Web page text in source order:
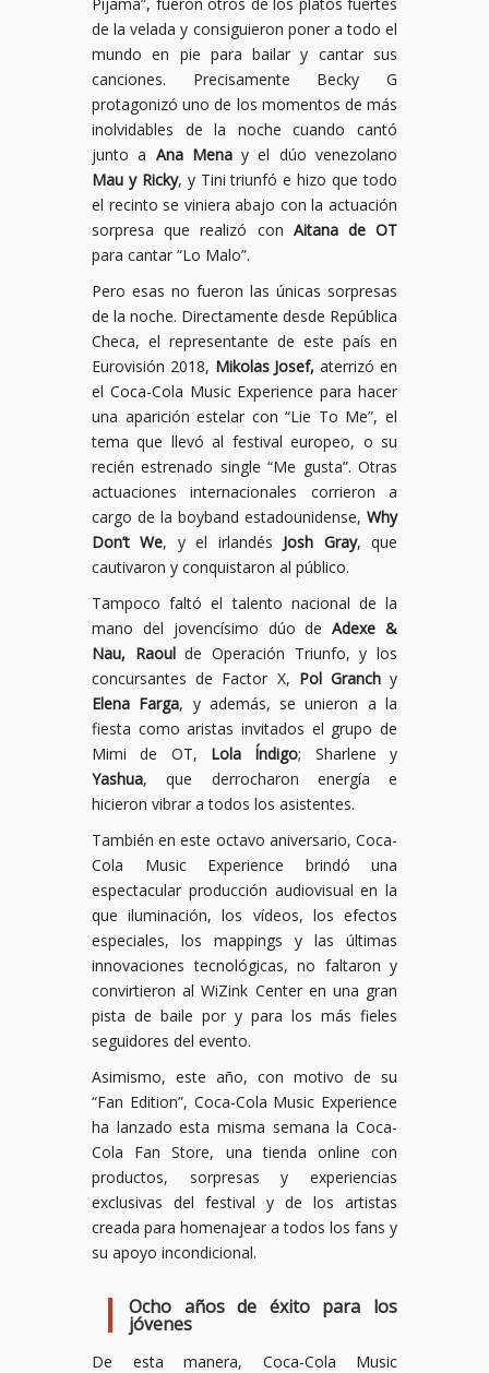
de la velada y consiguieron poner a todo el
mundo en pie para bailar y cantar sus
canciones. Precisamente Becky G
protagonizó uno de los momentos de más
inolvidables de la noche cuando cantó
junto a Ana Menay el dúo venezolano
Mau y Ricky, y Tini triunfó e hizo que todo
el recinto se viniera abajo con la actuación
sorpresa que realizó con Aitana de OT
para cantar “Lo Malo”.
Pero esas no fueron las únicas sorpresas
de la noche. Directamente desde República
Checa, el representante de este país en
Eurovisión 2018, Mikolas Josef, aterrizó en
el Coca-Cola Music Experience para hacer
una aparición estelar con “Lie To Me”, el
tema que llevó al festival europeo, o su
recién estrenado single “Me gusta”. Otras
actuaciones internacionales corrieron a
cargo de la boyband estadounidense, Why
Don’t We, y el irlandés Josh Gray, que
cautivaron y conquistaron al público.
Tampoco faltó el talento nacional de la
mano del jovencísimo dúo deAdexe &
Nau, Raoulde Operación Triunfo, y los
concursantes de Factor X, Pol Granchy
Elena Farga, y además, se unieron a la
fiesta como aristas invitados el grupo de
Mimi de OT, Lola Índigo; Sharlene y
Yashua, que derrocharon energía e
hicieron vibrar a todos los asistentes.
También en este octavo aniversario, Coca-
Cola Music Experience brindó una
espectacular producción audiovisual en la
que iluminación, los vídeos, los efectos
especiales, los mappings y las últimas
innovaciones tecnológicas, no faltaron y
convirtieron al WiZink Center en una gran
pista de baile por y para los más fieles
seguidores del evento.
Asimismo, este año, con motivo de su
“Fan Edition”, Coca-Cola Music Experience
ha lanzado esta misma semana la Coca-
Cola Fan Store, una tienda online con
productos, sorpresas y experiencias
exclusivas del festival y de los artistas
creada para homenajear a todos los fans y
su apoyo incondicional.
Ocho años de éxito para los
jóvenes
De esta manera, Coca-Cola Music